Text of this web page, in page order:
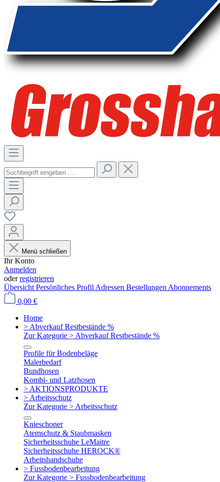
Menü schließen
Ihr Konto
Anmelden
oderregistrieren
Übersicht Persönliches Profil Adressen Bestellungen Abonnements
0,00 €
Home
> Abverkauf Restbestände %
Zur Kategorie > Abverkauf Restbestände %
Profile für Bodenbeläge
Malerbedarf
Bundhosen
Kombi- und Latzhosen
> AKTIONSPRODUKTE
> Arbeitsschutz
Zur Kategorie > Arbeitsschutz
Knieschoner
Atemschutz & Staubmasken
Sicherheitsschuhe LeMaitre
Sicherheitsschuhe HEROCK®
Arbeitshandschuhe
> Fussbodenbearbeitung
Zur Kategorie > Fussbodenbearbeitung